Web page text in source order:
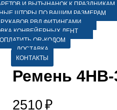
И ВЫТЫНАНОК К ПРАЗДНИКАМ
ШТОРЫ ПО ВАШИМ РАЗМЕРАМ
РВД ФИТИНГАМИ
КОНВЕЙЕРНЫХ ЛЕНТ
ОПЛАТИТЬ QR-КОДОМ
ДОСТАВКА
КОНТАКТЫ
Ремень 4НВ-
2510 ₽